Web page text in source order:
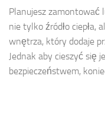
Planujesz zamontować
nie tylko źródło ciepła,
wnętrza, który dodaje
Jednak aby cieszyć się
bezpieczeństwem,